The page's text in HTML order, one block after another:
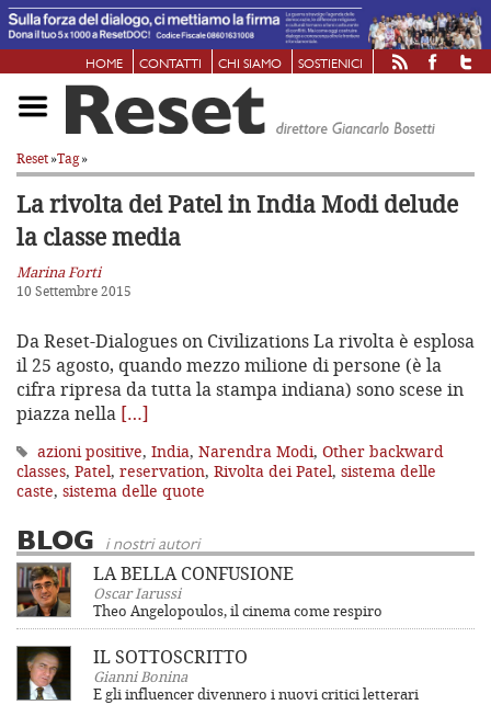
HOME CONTATTI CHI SIAMO SOSTIENICI
Reset»Tag»
La rivolta dei Patel in IndiaModi delude
la classe media
Marina Forti
10 Settembre 2015
Da Reset-Dialogues on Civilizations La rivolta è esplosa
il 25 agosto, quando mezzo milione di persone (è la
cifra ripresa da tutta la stampa indiana) sono scese in
piazza nella […]
azioni positive, India, Narendra Modi, Other backward
classes, Patel, reservation, Rivolta dei Patel, sistema delle
caste, sistema delle quote
BLOG i nostri autori
LA BELLA CONFUSIONE
Oscar Iarussi
Theo Angelopoulos, il cinema come respiro
IL SOTTOSCRITTO
Gianni Bonina
E gli influencer divennero i nuovi critici letterari